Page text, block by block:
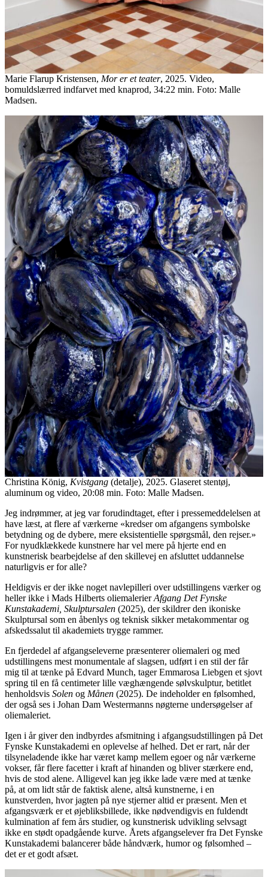
Marie Flarup Kristensen, Mor er et teater, 2025. Video,
bomuldslærred indfarvet med knaprod, 34:22 min. Foto: Malle
Madsen.
Christina König, Kvistgang (detalje), 2025. Glaseret stentøj,
aluminum og video, 20:08 min. Foto: Malle Madsen.
Jeg indrømmer, at jeg var forudindtaget, efter i pressemeddelelsen at
have læst, at flere af værkerne «kredser om afgangens symbolske
betydning og de dybere, mere eksistentielle spørgsmål, den rejser.»
For nyudklækkede kunstnere har vel mere på hjerte end en
kunstnerisk bearbejdelse af den skillevej en afsluttet uddannelse
naturligvis er for alle?
Heldigvis er der ikke noget navlepilleri over udstillingens værker og
heller ikke i Mads Hilberts oliemalerierAfgang Det Fynske
Kunstakademi, Skulptursalen (2025), der skildrer den ikoniske
Skulptursal som en åbenlys og teknisk sikker metakommentar og
afskedssalut til akademiets trygge rammer.
En fjerdedel af afgangseleverne præsenterer oliemaleri og med
udstillingens mest monumentale af slagsen, udført i en stil der får
mig til at tænke på Edvard Munch, tager Emmarosa Liebgen et sjovt
spring til en få centimeter lille væghængende sølvskulptur, betitlet
henholdsvis Solen og Månen (2025). De indeholder en følsomhed,
der også ses i Johan Dam Westermanns nøgterne undersøgelser af
oliemaleriet.
Igen i år giver den indbyrdes afsmitning i afgangsudstillingen på Det
Fynske Kunstakademi en oplevelse af helhed. Det er rart, når der
tilsyneladende ikke har været kamp mellem egoer og når værkerne
vokser, får flere facetter i kraft af hinanden og bliver stærkere end,
hvis de stod alene. Alligevel kan jeg ikke lade være med at tænke
på, at om lidt står de faktisk alene, altså kunstnerne, i en
kunstverden, hvor jagten på nye stjerner altid er præsent. Men et
afgangsværk er et øjebliksbillede, ikke nødvendigvis en fuldendt
kulmination af fem års studier, og kunstnerisk udvikling selvsagt
ikke en stødt opadgående kurve. Årets afgangselever fra Det Fynske
Kunstakademi balancerer både håndværk, humor og følsomhed –
det er et godt afsæt.